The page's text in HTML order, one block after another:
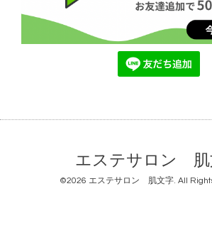
エステサロン 肌
©2026 エステサロン 肌文字. All